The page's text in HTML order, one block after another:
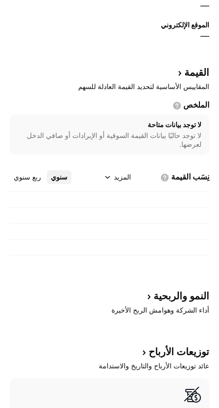
—
الموقع الإلكتروني
—
القيمة
المقاييس الأساسية لتحديد القيمة العادلة للسهم
الملخص
لا توجد بيانات متاحة
لا توجد حاليًا بيانات القيمة السوقية أو الإيرادات أو صافي الدخل
لعرضها.
نِسَب القيمة سنوي ربع سنوي المزيد
النمو والربحية
أداء الشركة وهوامش الربح الأخيرة
توزيعات الأرباح
عائد توزيعات الأرباح والتاريخ والاستدامة